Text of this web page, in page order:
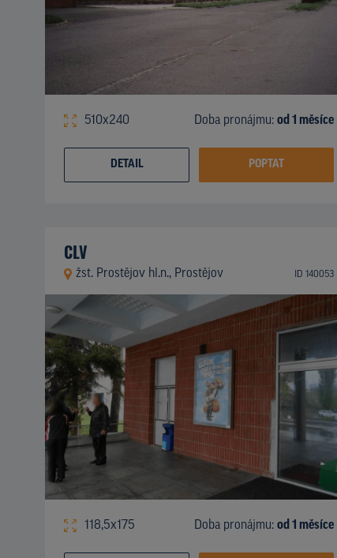
510x240 Doba pronájmu: od 1 měsíce
DETAIL POPTAT
CLV
žst. Prostějov hl.n., Prostějov ID 140053
118,5x175 Doba pronájmu: od 1 měsíce